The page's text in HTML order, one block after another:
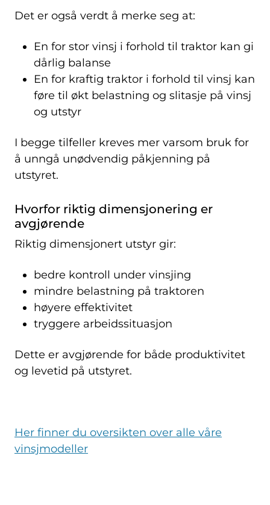
Det er også verdt å merke seg at:
En for stor vinsj i forhold til traktor kan gi
dårlig balanse
En for kraftig traktor i forhold til vinsj kan
føre til økt belastning og slitasje på vinsj
og utstyr
I begge tilfeller kreves mer varsom bruk for
å unngå unødvendig påkjenning på
utstyret.
Hvorfor riktig dimensjonering er
avgjørende
Riktig dimensjonert utstyr gir:
bedre kontroll under vinsjing
mindre belastning på traktoren
høyere effektivitet
tryggere arbeidssituasjon
Dette er avgjørende for både produktivitet
og levetid på utstyret.
Her finner du oversikten over alle våre
vinsjmodeller